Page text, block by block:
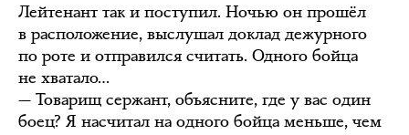
Лейтенант так и поступил. Ночью он прошёл
в расположение, выслушал доклад дежурного
по роте и отправился считать. Одного бойца
не хватало…
— Товарищ сержант, объясните, где у вас один
боец? Я насчитал на одного бойца меньше, чем